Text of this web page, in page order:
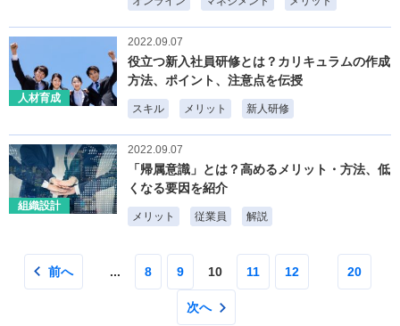
人材育成
2022.09.07
役立つ新入社員研修とは？カリキュラムの作成
方法、ポイント、注意点を伝授
スキル メリット 新人研修
組織設計
2022.09.07
「帰属意識」とは？高めるメリット・方法、低
くなる要因を紹介
メリット 従業員 解説
前へ ... 8 9 10 11 12 20
次へ